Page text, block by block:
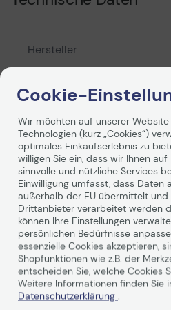
Hersteller
Bezeichnung des
Herstellers
Herstellernummer
Gewicht
Artikelnummer
Inhalt (ml oder g)
Bewertungen
Zusammenfassung
Cookie-
Wir möchten auf unserer
Technologien (kurz „Cookies“)
optimales Einkaufserlebnis zu
willigen Sie ein, dass wir Ihnen auf
sinnvolle und nützliche Services
Einwilligung umfasst, dass Daten
außerhalb der EU übermittelt
Drittanbieter verarbeitet werden
können Ihre Einstellungen
persönlichen Bedürfnisse
essenzielle Cookies akzeptieren,
Shopfunktionen wie z.B. der
entscheiden Sie, welche Cookies
Weitere Informationen finden Sie
Datenschutzerklärung .